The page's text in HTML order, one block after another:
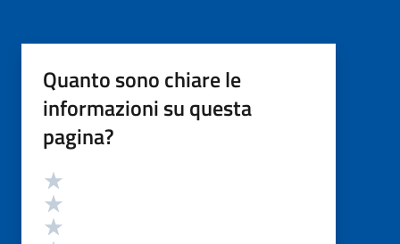
Quanto sono chiare le
informazioni su questa
pagina?
Valutazione